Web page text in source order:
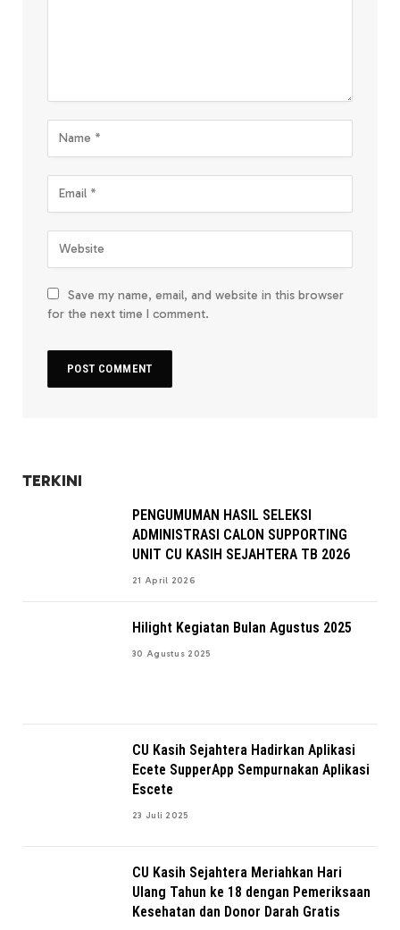
Save my name, email, and website in this browser
for the next time I comment.
TERKINI
PENGUMUMAN HASIL SELEKSI
ADMINISTRASI CALON SUPPORTING
UNIT CU KASIH SEJAHTERA TB 2026
21 April 2026
Hilight Kegiatan Bulan Agustus 2025
30 Agustus 2025
CU Kasih Sejahtera Hadirkan Aplikasi
Ecete SupperApp Sempurnakan Aplikasi
Escete
23 Juli 2025
CU Kasih Sejahtera Meriahkan Hari
Ulang Tahun ke 18 dengan Pemeriksaan
Kesehatan dan Donor Darah Gratis